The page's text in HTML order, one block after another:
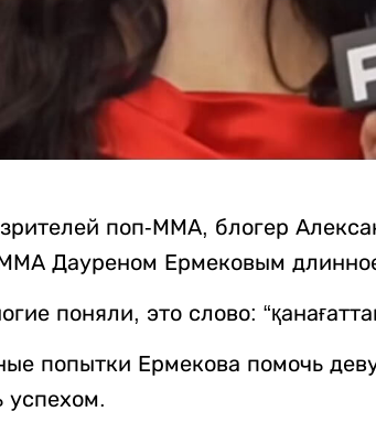
поп-ММА, блогер
Дауреном Ермековым
поняли, это слово:
попытки Ермекова помочь
успехом.